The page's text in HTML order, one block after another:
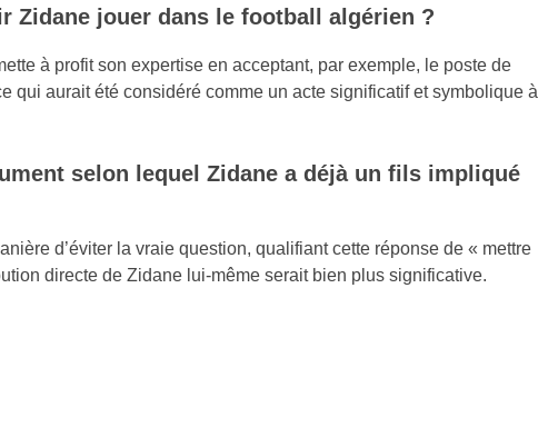
Zidane jouer dans le football algérien ?
à profit son expertise en acceptant, par exemple, le poste de
qui aurait été considéré comme un acte significatif et symbolique à
selon lequel Zidane a déjà un fils impliqué
d’éviter la vraie question, qualifiant cette réponse de « mettre
directe de Zidane lui-même serait bien plus significative.